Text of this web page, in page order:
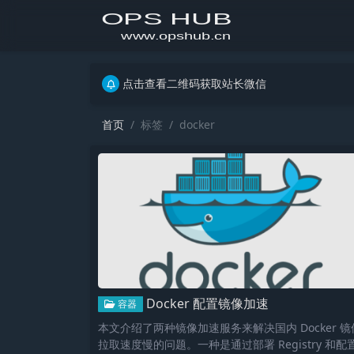
点击查看二维码获取站长微信
首页
标签 docker
容器 Docker 配置镜像加速
本文介绍了两种镜像加速服务来解决国内 Docker 镜
拉取速度慢的问题。一种是通过部署 Registry 和配